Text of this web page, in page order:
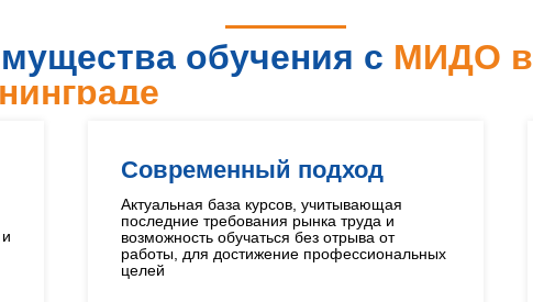
обучения с МИДО в
Современный подход
Актуальная база курсов, учитывающая
последние требования рынка труда и
возможность обучаться без отрыва от
работы, для достижение профессиональных
целей